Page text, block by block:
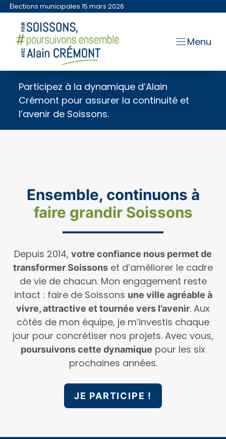
Aller
contenu
Menu
Élections municipales 15 mars 2026
Participez à la dynamique d’Alain
Crémont pour assurer la continuité et
l’avenir de Soissons.
Ensemble, continuons à
faire grandir Soissons
Depuis 2014, votre confiance nous permet de
transformer Soissons et d’améliorer le cadre
de vie de chacun. Mon engagement reste
intact : faire de Soissons une ville agréable à
vivre, attractive et tournée vers l’avenir. Aux
côtés de mon équipe, je m’investis chaque
jour pour concrétiser nos projets. Avec vous,
poursuivons cette dynamique pour les six
prochaines années.
JE PARTICIPE !